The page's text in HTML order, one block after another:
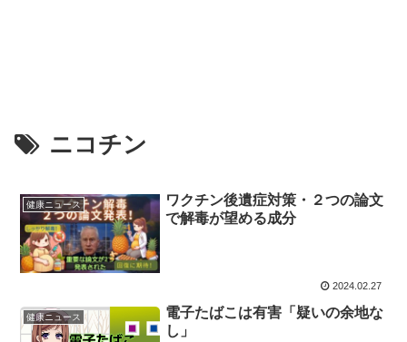
ニコチン
健康ニュース
ワクチン後遺症対策・２つの論文
で解毒が望める成分
2024.02.27
健康ニュース
電子たばこは有害「疑いの余地な
し」